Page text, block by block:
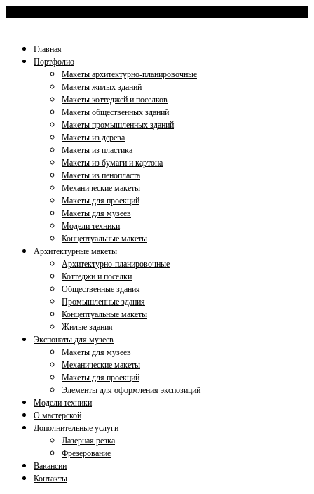
Главная
Портфолио
Макеты архитектурно-планировочные
Макеты жилых зданий
Макеты коттеджей и поселков
Макеты общественных зданий
Макеты промышленных зданий
Макеты из дерева
Макеты из пластика
Макеты из бумаги и картона
Макеты из пенопласта
Механические макеты
Макеты для проекций
Макеты для музеев
Модели техники
Концептуальные макеты
Архитектурные макеты
Архитектурно-планировочные
Коттеджи и поселки
Общественные здания
Промышленные здания
Концептуальные макеты
Жилые здания
Экспонаты для музеев
Макеты для музеев
Механические макеты
Макеты для проекций
Элементы для оформления экспозиций
Модели техники
О мастерской
Дополнительные услуги
Лазерная резка
Фрезерование
Вакансии
Контакты